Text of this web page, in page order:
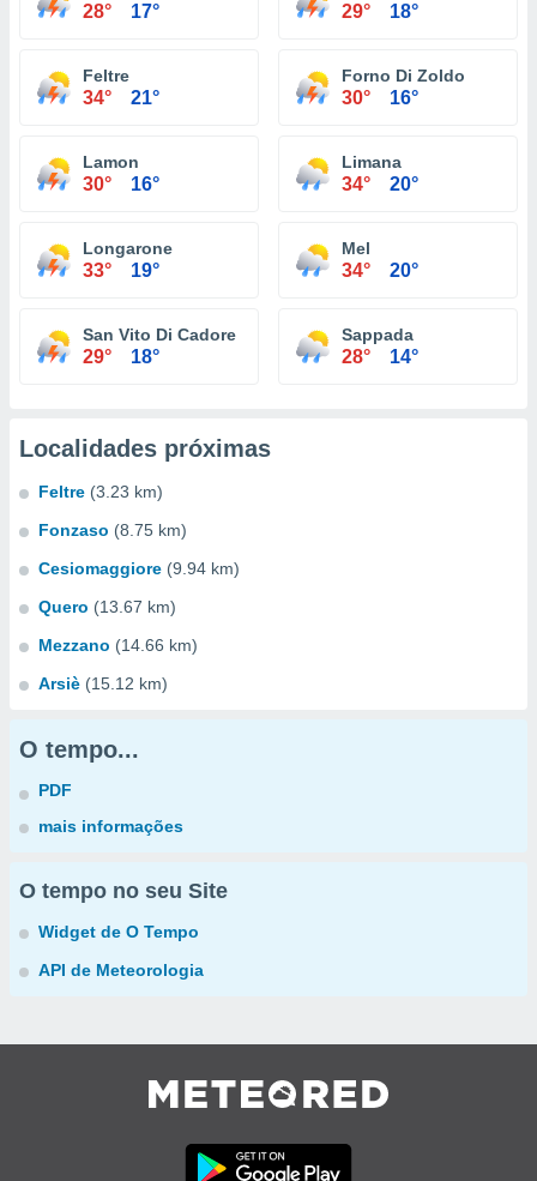
28° 17° 29° 18°
Feltre
34° 21°
Forno Di Zoldo
30° 16°
Lamon
30° 16°
Limana
34° 20°
Longarone
33° 19°
Mel
34° 20°
San Vito Di Cadore
29° 18°
Sappada
28° 14°
Localidades próximas
Feltre (3.23 km)
Fonzaso (8.75 km)
Cesiomaggiore (9.94 km)
Quero (13.67 km)
Mezzano (14.66 km)
Arsiè (15.12 km)
O tempo...
PDF
mais informações
O tempo no seu Site
Widget de O Tempo
API de Meteorologia